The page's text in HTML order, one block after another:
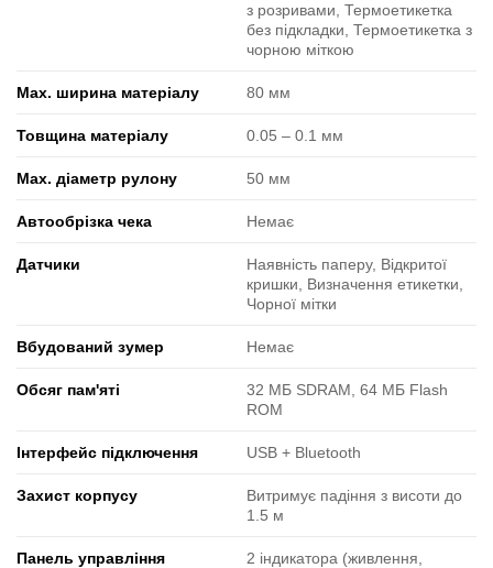
з розривами, Термоетикетка
без підкладки, Термоетикетка з
чорною міткою
Max. ширина матеріалу 80 мм
Товщина матеріалу 0.05 ‒ 0.1 мм
Max. діаметр рулону 50 мм
Автообрізка чека Немає
Датчики
Наявність паперу, Відкритої
кришки, Визначення етикетки,
Чорної мітки
Вбудований зумер Немає
Обсяг пам'яті
32 МБ SDRAM, 64 МБ Flash
ROM
Інтерфейс підключення USB + Bluetooth
Захист корпусу
Витримує падіння з висоти до
1.5 м
Панель управління
2 індикатора (живлення,